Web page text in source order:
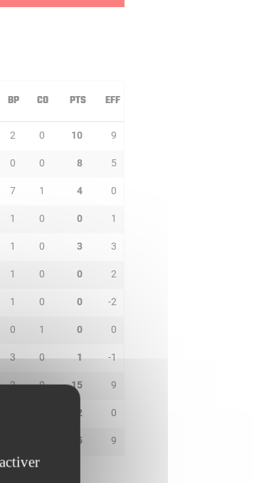
BP CO PTS EFF
2 0 10 9
0 0 8 5
7 1 4 0
1 0 0 1
1 0 3 3
1 0 0 2
1 0 0 -2
0 1 0 0
3 0 1 -1
2 0 15 9
2 0
5 9